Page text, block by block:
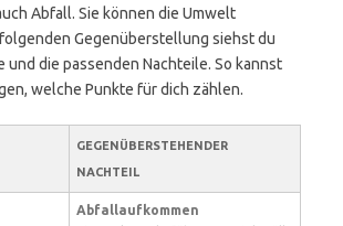
Abfall. Sie können die Umwelt
Gegenüberstellung siehst du
und die passenden Nachteile. So kannst
welche Punkte für dich zählen.
GEGENÜBERSTEHENDER
NACHTEIL
Abfallaufkommen